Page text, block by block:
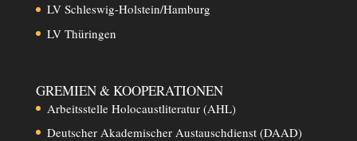
LV Schleswig-Holstein/Hamburg
LV Thüringen
GREMIEN & KOOPERATIONEN
Arbeitsstelle Holocaustliteratur (AHL)
Deutscher Akademischer Austauschdienst (DAAD)